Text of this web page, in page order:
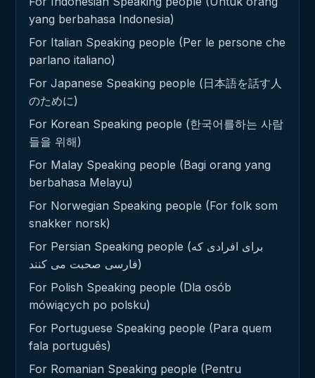
yang berbahasa Indonesia)
For Italian Speaking people (Per le persone che
parlano italiano)
For Japanese Speaking people (日本語を話す人
のために)
For Korean Speaking people (한국어를하는 사람
들을 위해)
For Malay Speaking people (Bagi orang yang
berbahasa Melayu)
For Norwegian Speaking people (For folk som
snakker norsk)
For Persian Speaking people (برای افرادی که
فارسی صحبت می کنند)
For Polish Speaking people (Dla osób
mówiących po polsku)
For Portuguese Speaking people (Para quem
fala português)
For Romanian Speaking people (Pentru